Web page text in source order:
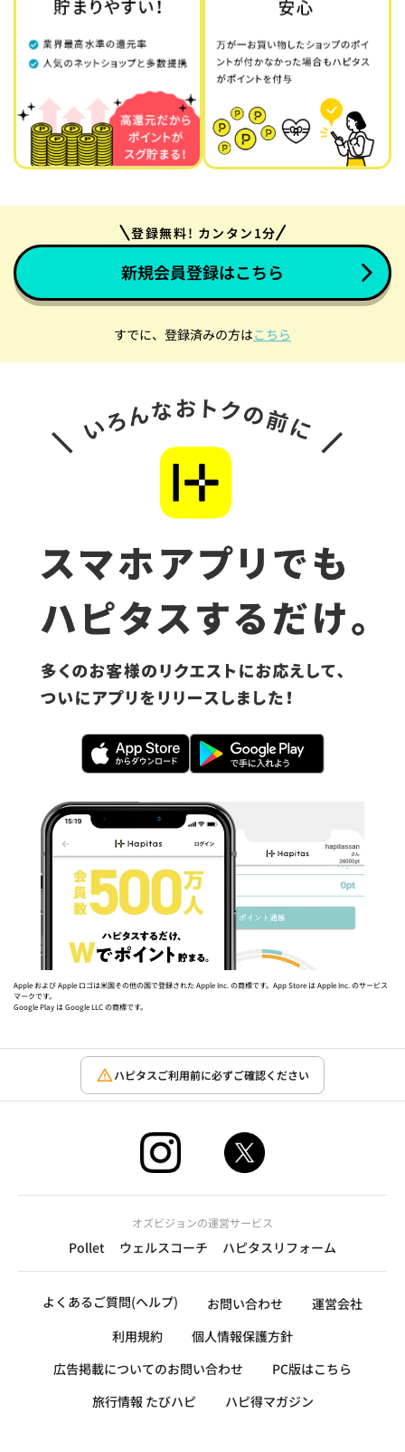
登録無料! カンタン1分
新規会員登録はこちら
すでに、登録済みの方はこちら
Apple および Apple ロゴは米国その他の国で登録された Apple Inc. の商標です。App Store は Apple Inc. のサービス
マークです。
Google Play は Google LLC の商標です。
ハピタスご利用前に必ずご確認ください
オズビジョンの運営サービス
Pollet ウェルスコーチ ハピタスリフォーム
よくあるご質問(ヘルプ) お問い合わせ
運営会社
利用規約
個人情報保護方針
広告掲載についてのお問い合わせ
PC版はこちら
旅行情報 たびハピ
ハピ得マガジン